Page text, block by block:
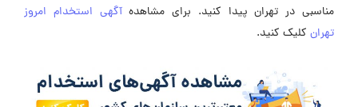
مناسبی در تهران پیدا کنید. برای مشاهدهآگهی استخدام امروز
تهران کلیک کنید.